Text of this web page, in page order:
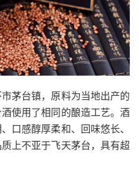
茅台镇，原料为当地出产的
使用了相同的酿造工艺。酒
口感醇厚柔和、回味悠长、
上不亚于飞天茅台，具有超